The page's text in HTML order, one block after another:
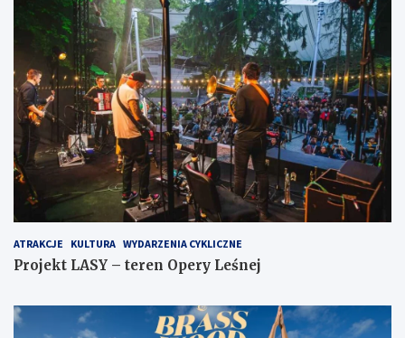
ATRAKCJE KULTURA WYDARZENIA CYKLICZNE
Projekt LASY – teren Opery Leśnej